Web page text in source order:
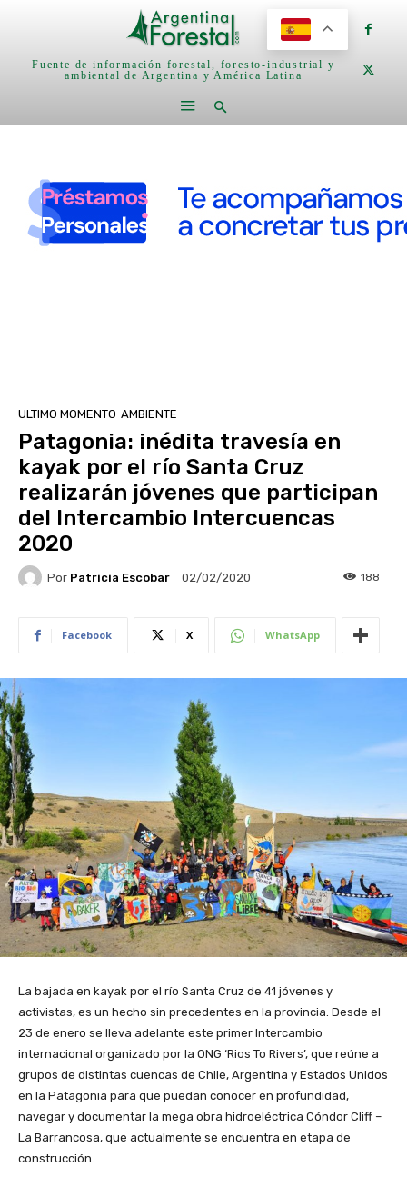
Fuente de información forestal, foresto-industrial y
ambiental de Argentina y América Latina
ULTIMO MOMENTO AMBIENTE
Patagonia: inédita travesía en
kayak por el río Santa Cruz
realizarán jóvenes que participan
del Intercambio Intercuencas
2020
Por Patricia Escobar 02/02/2020 188
Facebook X WhatsApp
La bajada en kayak por el río Santa Cruz de 41 jóvenes y
activistas, es un hecho sin precedentes en la provincia. Desde el
23 de enero se lleva adelante este primer Intercambio
internacional organizado por la ONG ‘Rios To Rivers’, que reúne a
grupos de distintas cuencas de Chile, Argentina y Estados Unidos
en la Patagonia para que puedan conocer en profundidad,
navegar y documentar la mega obra hidroeléctrica Cóndor Cliff –
La Barrancosa, que actualmente se encuentra en etapa de
construcción.